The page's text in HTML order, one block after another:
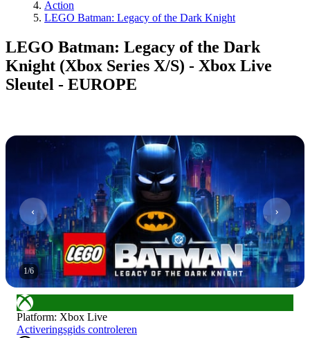
Action
LEGO Batman: Legacy of the Dark Knight
LEGO Batman: Legacy of the Dark
Knight (Xbox Series X/S) - Xbox Live
Sleutel - EUROPE
1/6
Platform: Xbox Live
Activeringsgids controleren